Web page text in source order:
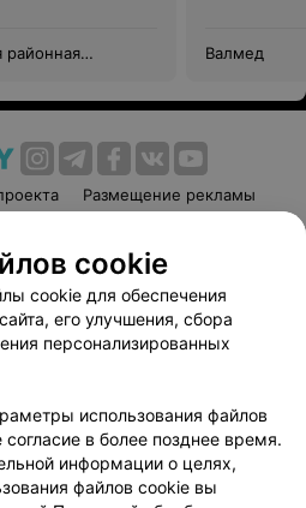
районная
Валмед
Размещение рекламы
Способы оплаты
Партнеры
103.by
данных
cookie
cookie для обеспечения
его улучшения, сбора
персонализированных
использования файлов
в более позднее время.
информации о целях,
файлов cookie вы